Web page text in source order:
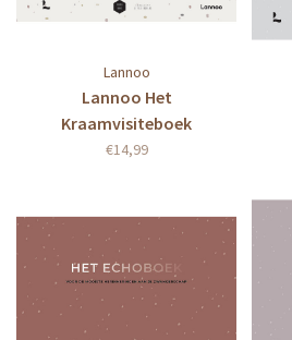
Lannoo
Lannoo Het
Kraamvisiteboek
€14,99